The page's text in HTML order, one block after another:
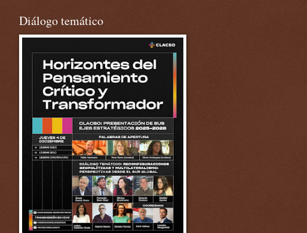
Diálogo temático